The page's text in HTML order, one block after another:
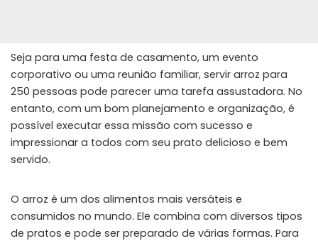
Seja para uma festa de casamento, um evento
corporativo ou uma reunião familiar, servir arroz para
250 pessoas pode parecer uma tarefa assustadora. No
entanto, com um bom planejamento e organização, é
possível executar essa missão com sucesso e
impressionar a todos com seu prato delicioso e bem
servido.
O arroz é um dos alimentos mais versáteis e
consumidos no mundo. Ele combina com diversos tipos
de pratos e pode ser preparado de várias formas. Para